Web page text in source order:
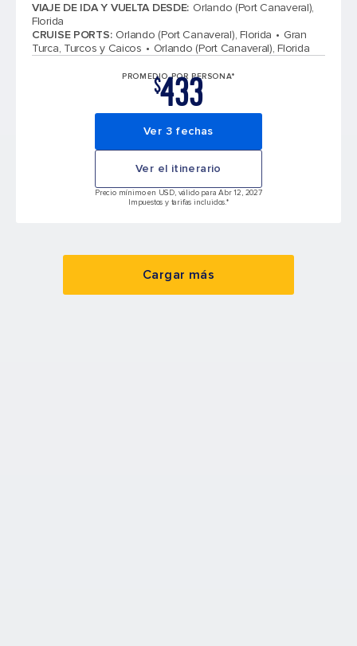
VIAJE DE IDA Y VUELTA DESDE: Orlando (Port Canaveral),
Florida
CRUISE PORTS: Orlando (Port Canaveral), Florida
Gran
Turca, Turcos y Caicos
Orlando (Port Canaveral), Florida
PROMEDIO POR PERSONA*
$433
Ver 3 fechas
Ver el itinerario
Precio mínimo en USD, válido para Abr 12, 2027
Impuestos y tarifas incluidos.*
Cargar más